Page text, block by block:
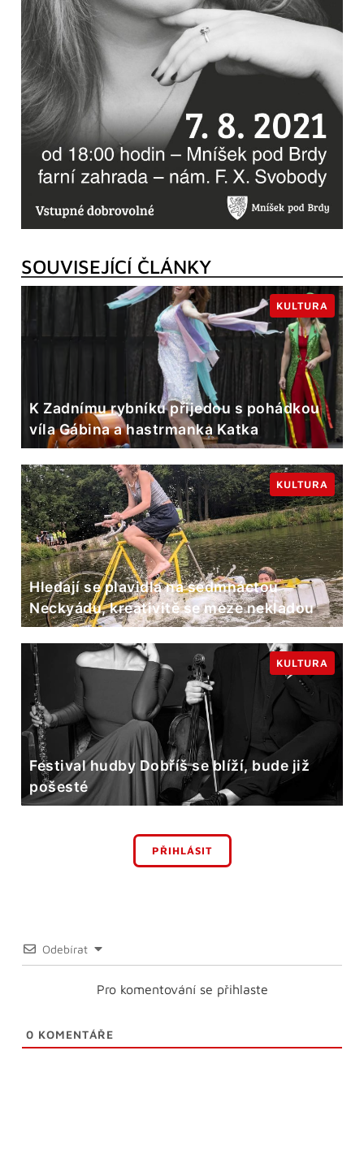
SOUVISEJÍCÍ ČLÁNKY
K Zadnímu rybníku přijedou s pohádkou
víla Gábina a hastrmanka Katka
KULTURA
Hledají se plavidla na sedmnáctou
Neckyádu, kreativitě se meze nekladou
KULTURA
Festival hudby Dobříš se blíží, bude již
pošesté
KULTURA
PŘIHLÁSIT
Odebírat
Pro komentování se přihlaste
0 KOMENTÁŘE